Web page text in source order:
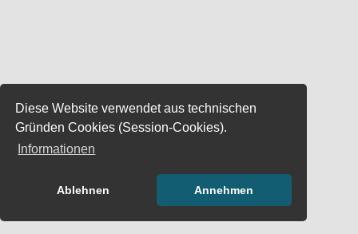
Diese Website verwendet aus technischen
Gründen Cookies (Session-Cookies).
Informationen
Ablehnen Annehmen